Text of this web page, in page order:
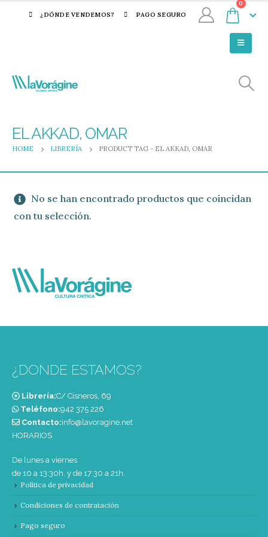
¿DÓNDE VENDEMOS? PAGO SEGURO
0
EL AKKAD, OMAR
HOME LIBRERÍA PRODUCT TAG - EL AKKAD, OMAR
No se han encontrado productos que coincidan
con tu selección.
¿DONDE ESTAMOS?
Librería:C/ Cisneros, 69
Teléfono:‭942 375 226‬
Contacto:info@lavoragine.net
HORARIOS
De lunes a viernes
de 10 a 13:30h. y de 17:30 a 21h.
Política de privacidad
Condiciones de contratación
Pago seguro